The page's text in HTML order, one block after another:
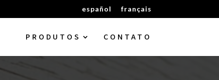
español français
PRODUTOS CONTATO